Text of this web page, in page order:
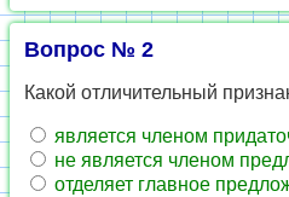
Вопрос № 2
Какой отличительный
является членом
не является членом
отделяет главное